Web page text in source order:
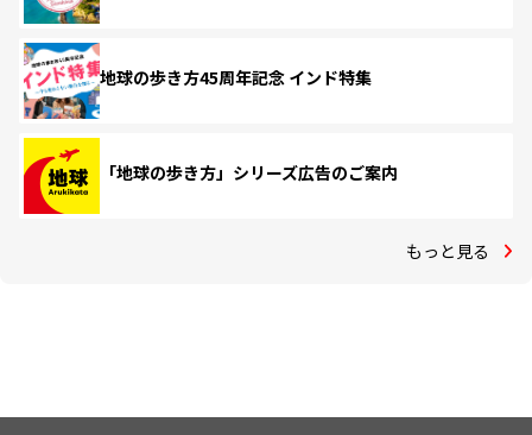
地球の歩き方45周年記念 インド特集
「地球の歩き方」シリーズ広告のご案内
もっと見る